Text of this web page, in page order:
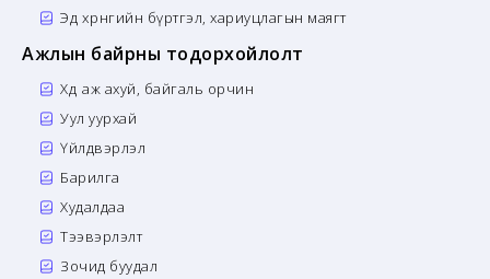
Эд хөрөнгийн бүртгэл, хариуцлагын маягт
Ажлын байрны тодорхойлолт
Хөдөө аж ахуй, байгаль орчин
Уул уурхай
Үйлдвэрлэл
Барилга
Худалдаа
Тээвэрлэлт
Зочид буудал